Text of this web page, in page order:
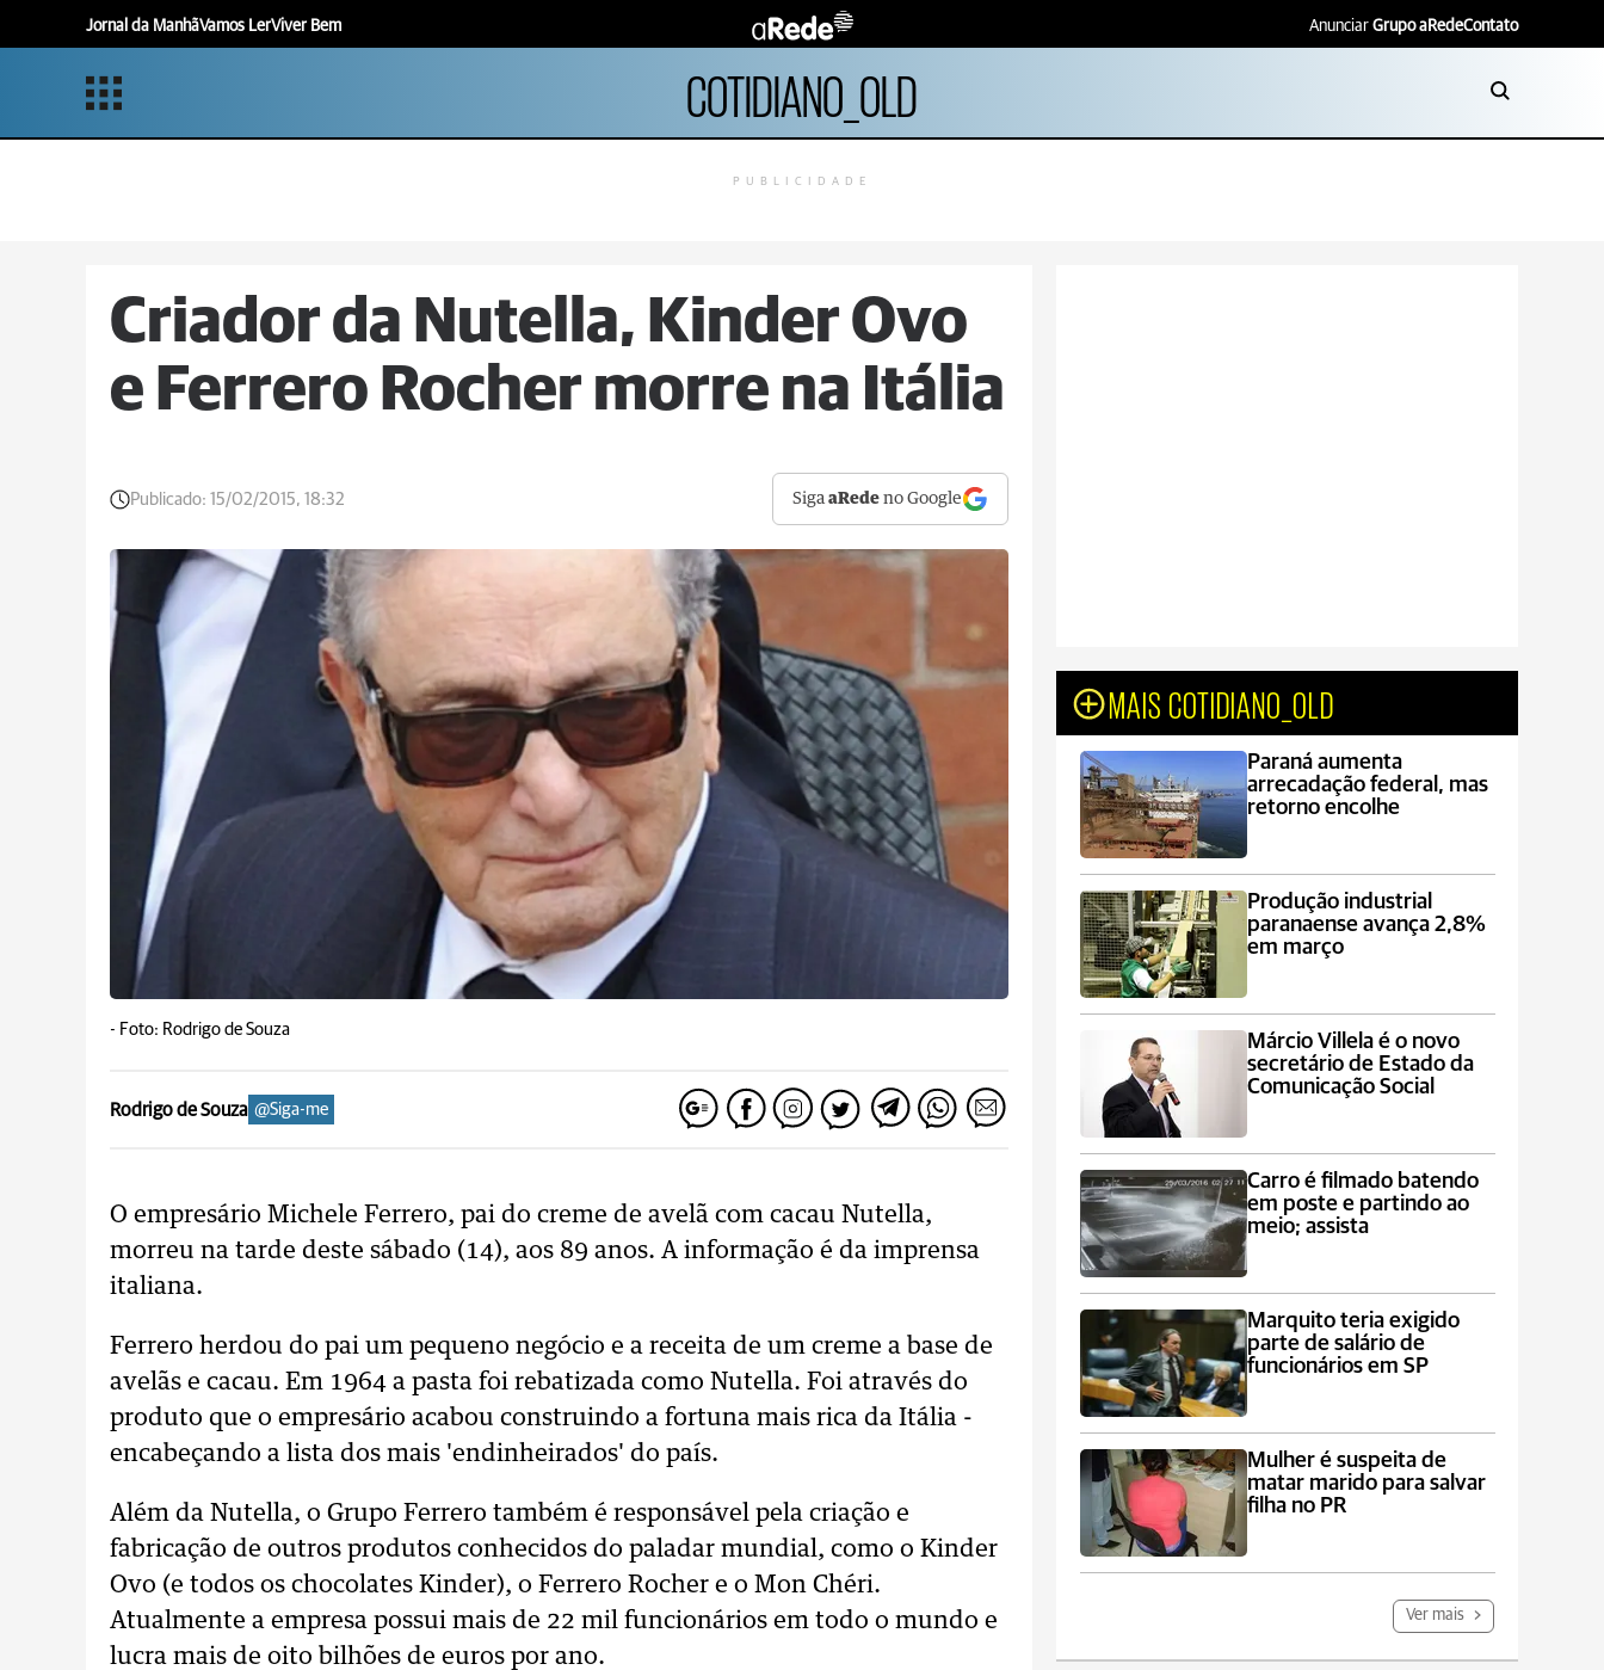
Jornal da ManhãVamos LerViver Bem Anunciar Grupo aRedeContato
COTIDIANO_OLD
PUBLICIDADE
Criador da Nutella, Kinder Ovo
e Ferrero Rocher morre na Itália
Publicado: 15/02/2015, 18:32 SigaaRede no Google
- Foto: Rodrigo de Souza
Rodrigo de Souza @Siga-me
O empresário Michele Ferrero, pai do creme de avelã com cacau Nutella,
morreu na tarde deste sábado (14), aos 89 anos. A informação é da imprensa
italiana.
Ferrero herdou do pai um pequeno negócio e a receita de um creme a base de
avelãs e cacau. Em 1964 a pasta foi rebatizada como Nutella. Foi através do
produto que o empresário acabou construindo a fortuna mais rica da Itália -
encabeçando a lista dos mais 'endinheirados' do país.
Além da Nutella, o Grupo Ferrero também é responsável pela criação e
fabricação de outros produtos conhecidos do paladar mundial, como o Kinder
Ovo (e todos os chocolates Kinder), o Ferrero Rocher e o Mon Chéri.
Atualmente a empresa possui mais de 22 mil funcionários em todo o mundo e
lucra mais de oito bilhões de euros por ano.
MAIS COTIDIANO_OLD
Paraná aumenta
arrecadação federal, mas
retorno encolhe
Produção industrial
paranaense avança 2,8%
em março
Márcio Villela é o novo
secretário de Estado da
Comunicação Social
Carro é filmado batendo
em poste e partindo ao
meio; assista
Marquito teria exigido
parte de salário de
funcionários em SP
Mulher é suspeita de
matar marido para salvar
filha no PR
Ver mais